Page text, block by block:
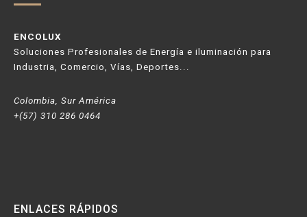
ENCOLUX
Soluciones Profesionales de Energía e iluminación para
Industria, Comercio, Vías, Deportes...
Colombia, Sur América
+(57) 310 286 0464
ENLACES RÁPIDOS